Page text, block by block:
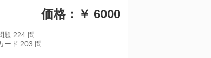
価格：￥ 6000
題 224 問
ード 203 問